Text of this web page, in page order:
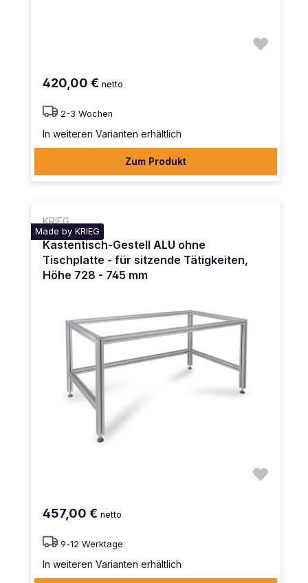
420,00 € netto
2-3 Wochen
In weiteren Varianten erhältlich
Zum Produkt
KRIEG
Made by KRIEG
Kastentisch-Gestell ALU ohne
Tischplatte - für sitzende Tätigkeiten,
Höhe 728 - 745 mm
457,00 € netto
9-12 Werktage
In weiteren Varianten erhältlich